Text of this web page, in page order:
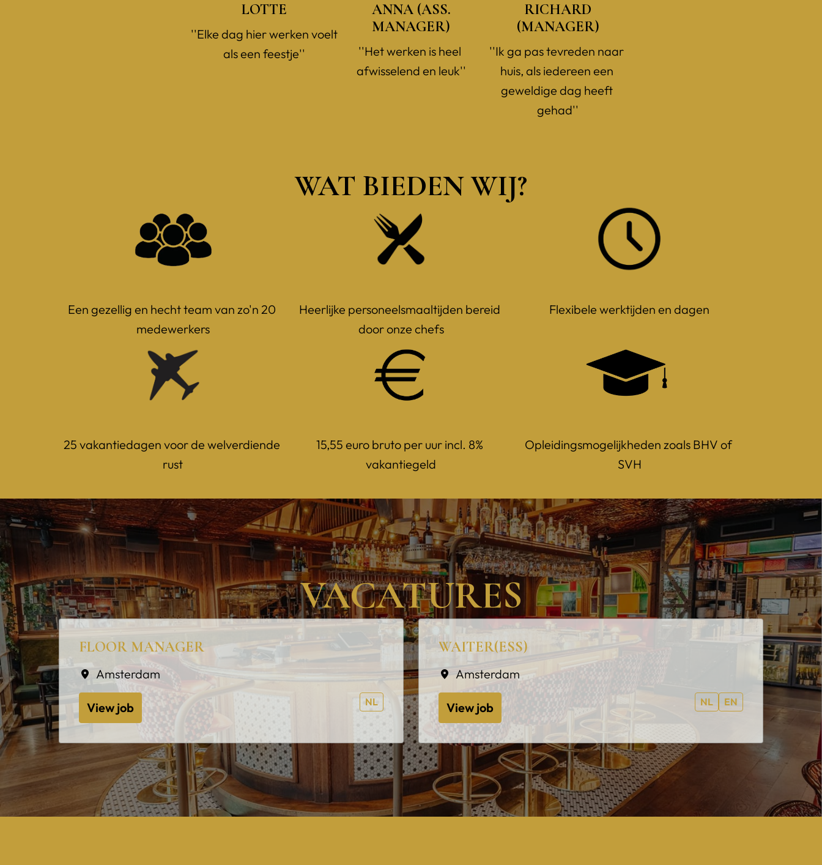
LOTTE
''Elke dag hier werken voelt
als een feestje''
ANNA (ASS.
MANAGER)
''Het werken is heel
afwisselend en leuk''
RICHARD
(MANAGER)
''Ik ga pas tevreden naar
huis, als iedereen een
geweldige dag heeft
gehad''
WAT BIEDEN WIJ?
Een gezellig en hecht team van zo'n 20
medewerkers
Heerlijke personeelsmaaltijden bereid
door onze chefs
Flexibele werktijden en dagen
25 vakantiedagen voor de welverdiende
rust
15,55 euro bruto per uur incl. 8%
vakantiegeld
Opleidingsmogelijkheden zoals BHV of
SVH
VACATURES
FLOOR MANAGER
Amsterdam
View job NL
WAITER(ESS)
Amsterdam
View job NL EN